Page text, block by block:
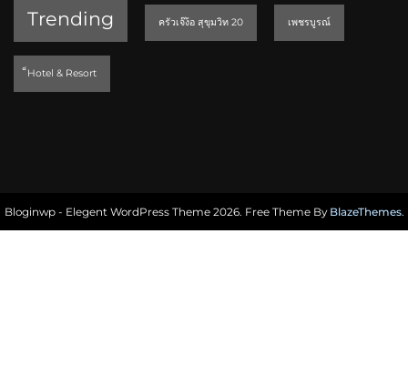
Trending ครัวเจ๊ง้อ สุขุมวิท 20 เพชรบูรณ์
็Hotel & Resort
Bloginwp - Elegent WordPress Theme 2026. Free Theme By BlazeThemes.